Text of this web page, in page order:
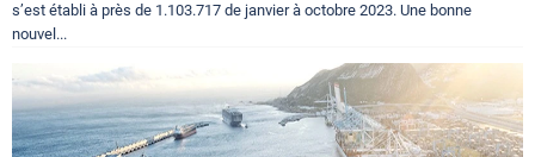
s’est établi à près de 1.103.717 de janvier à octobre 2023. Une bonne
nouvel...